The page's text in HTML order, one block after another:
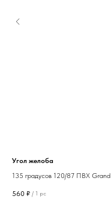
Угол желоба
135 градусов 120/87 ПВХ
560 ₽ / 1 pc